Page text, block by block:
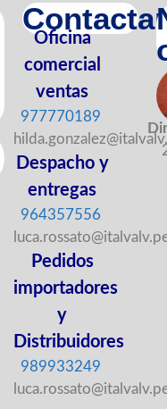
Oficina
comercial
ventas
977770189
Despacho y
entregas
964357556
Pedidos
importadores
y
Distribuidores
989933249